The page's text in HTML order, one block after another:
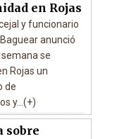
en Rojas
y funcionario
anunció
se
Rojas un
de
y...(+)
sobre